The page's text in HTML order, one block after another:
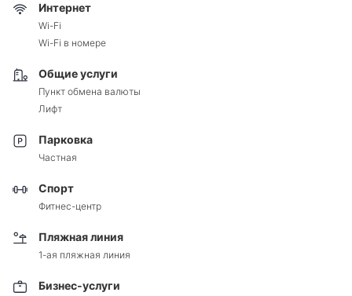
Интернет
Wi-Fi
Wi-Fi в номере
Общие услуги
Пункт обмена валюты
Лифт
Парковка
Частная
Спорт
Фитнес-центр
Пляжная линия
1-ая пляжная линия
Бизнес-услуги